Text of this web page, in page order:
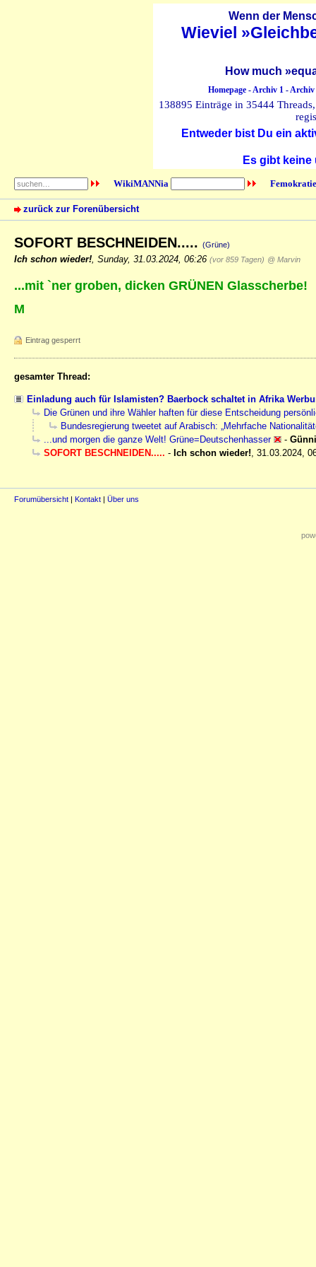
Wenn der
Wieviel
How much
Homepage-Archiv 1-Archiv
138895 Einträge in 35444
Entweder bist Du ein
Es gibt
WikiMANNia
zurück zur Forenübersicht
SOFORT BESCHNEIDEN..... (Grüne)
Ich schon wieder! Sunday, 31.03.2024, 06:26 (vor 859 Tagen) @ Marvin
...mit `ner groben, dicken GRÜNEN Glasscherbe!
M
Eintrag gesperrt
gesamter Thread:
Einladung auch für Islamisten? Baerbock schaltet in Afrika
Die Grünen und ihre Wähler haften für diese Entscheidung
Bundesregierung tweetet auf Arabisch: „Mehrfache
...und morgen die ganze Welt! Grüne=Deutschenhasser
- Günni
SOFORT BESCHNEIDEN..... - Ich schon wieder!, 31.03.2024,
Forumübersicht | Kontakt | Über uns